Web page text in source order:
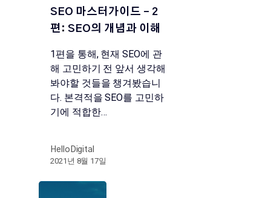
SEO 마스터가이드 – 2
편: SEO의 개념과 이해
1편을 통해, 현재 SEO에 관
해 고민하기 전 앞서 생각해
봐야할 것들을 챙겨봤습니
다. 본격적을 SEO를 고민하
기에 적합한…
HelloDigital
2021년 8월 17일